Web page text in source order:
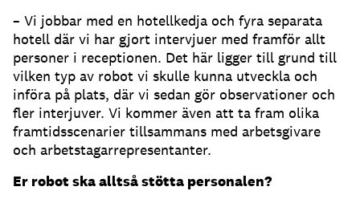
– Vi jobbar med en hotellkedja och fyra separata
hotell där vi har gjort intervjuer med framför allt
personer i receptionen. Det här ligger till grund till
vilken typ av robot vi skulle kunna utveckla och
införa på plats, där vi sedan gör observationer och
fler interjuver. Vi kommer även att ta fram olika
framtidsscenarier tillsammans med arbetsgivare
och arbetstagarrepresentanter.
Er robot ska alltså stötta personalen?